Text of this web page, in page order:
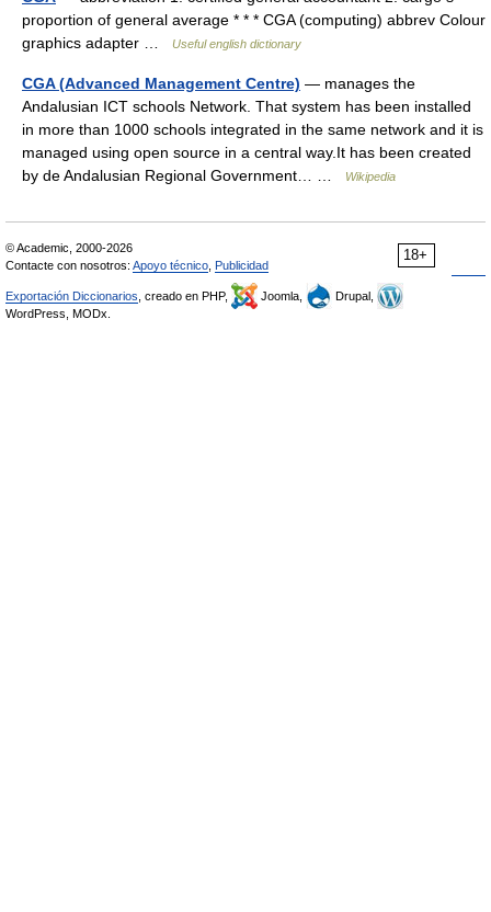
proportion of general average * * * CGA (computing) abbrev Colour
graphics adapter …
Useful english dictionary
CGA (Advanced Management Centre) — manages the
Andalusian ICT schools Network. That system has been installed
in more than 1000 schools integrated in the same network and it is
managed using open source in a central way.It has been created
by de Andalusian Regional Government… …
Wikipedia
18+
© Academic, 2000-2026
Contacte con nosotros: Apoyo técnico Publicidad
Exportación Diccionarios , creado en PHP, Joomla,
Drupal,
WordPress, MODx.